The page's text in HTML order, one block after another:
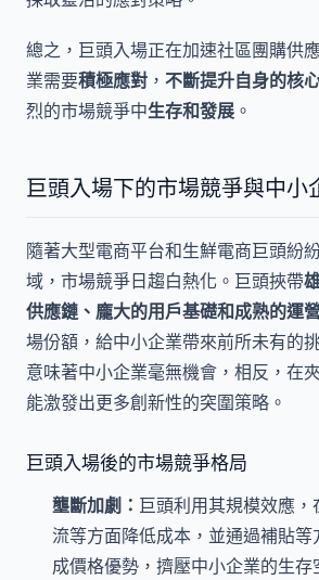
總之，巨頭入場正在加速社區團購供
業需要積極應對 ， 不斷提升自身的核
烈的市場競爭中生存和發展 。
巨頭入場下的市場競爭與中小
隨著大型電商平台和生鮮電商巨頭紛
域，市場競爭日趨白熱化。巨頭挾帶
供應鏈、龐大的用戶基礎和成熟的運
場份額，給中小企業帶來前所未有的
意味著中小企業毫無機會，相反，在
能激發出更多創新性的突圍策略。
巨頭入場後的市場競爭格局
壟斷加劇： 巨頭利用其規模效應
流等方面降低成本，並通過補貼
成價格優勢，擠壓中小企業的生存